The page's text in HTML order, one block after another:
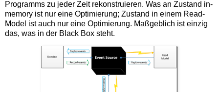
Programms zu jeder Zeit rekonstruieren. Was an Zustand in-
memory ist nur eine Optimierung; Zustand in einem Read-
Model ist auch nur eine Optimierung. Maßgeblich ist einzig
das, was in der Black Box steht.